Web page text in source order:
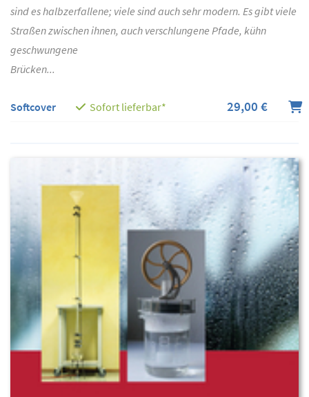
sind es halbzerfallene; viele sind auch sehr modern. Es gibt viele
Straßen zwischen ihnen, auch verschlungene Pfade, kühn
geschwungene
Brücken...
Softcover Sofort lieferbar* 29,00 €